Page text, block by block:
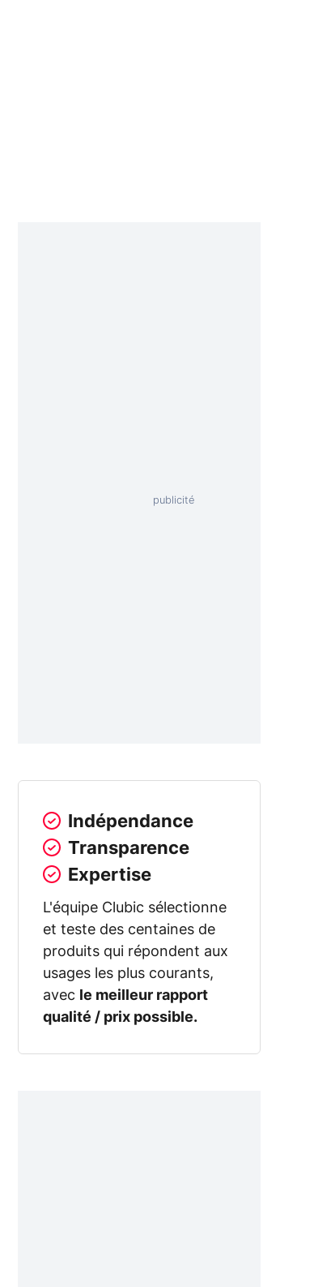
Indépendance
Transparence
Expertise
L'équipe Clubic sélectionne
et teste des centaines de
produits qui répondent aux
usages les plus courants,
avec
le meilleur rapport
qualité / prix possible.